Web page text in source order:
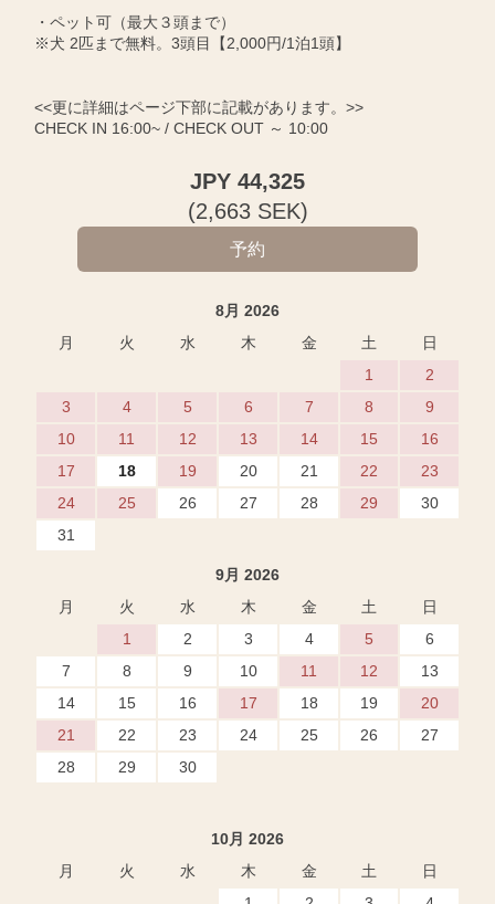
・ペット可（最大３頭まで）
※犬 2匹まで無料。3頭目【2,000円/1泊1頭】
<<更に詳細はページ下部に記載があります。>>
CHECK IN 16:00~ / CHECK OUT ～ 10:00
JPY 44,325
(2,663SEK)
8月 2026
月
火 水 木 金 土
日
1
2
3
4 5 6 7 8
9
10
11 12 13 14 15
16
17
18 19 20 21 22
23
24
25 26 27 28 29
30
31
9月 2026
月
火 水 木 金 土
日
1
2 3 4 5
6
7
8 9 10 11 12
13
14
15 16 17 18 19
20
21
22 23 24 25 26
27
28
29 30
10月 2026
月
火 水 木 金 土
日